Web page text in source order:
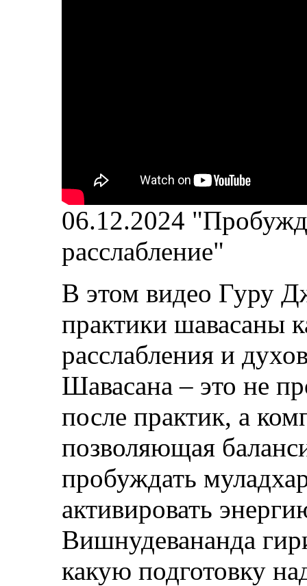
06.12.2024
расслабление"
В этом видео Гуру
практики шавасаны
расслабления и
Шавасана – это не
после практик, а
позволяющая
пробуждать
активировать
Вишнудевананда
какую подготовку